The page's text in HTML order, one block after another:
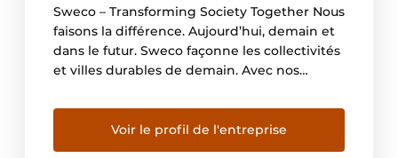
Sweco – Transforming Society Together Nous
faisons la différence. Aujourd’hui, demain et
dans le futur. Sweco façonne les collectivités
et villes durables de demain. Avec nos
ingénieurs, projeteurs et autres spécialistes,
nous cocréons des solutions pour faire face à
l’urbanisation, exploiter le pouvoir de la
Voir le profil de l'entreprise